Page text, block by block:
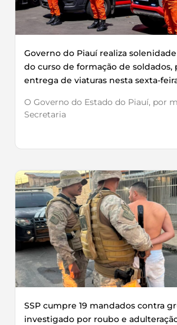
Governo do Piauí realiza
do curso de formação de soldados,
entrega de viaturas nesta sexta-
O Governo do Estado do Piauí, por
Secretaria
SSP cumpre 19 mandados contra
investigado por roubo e